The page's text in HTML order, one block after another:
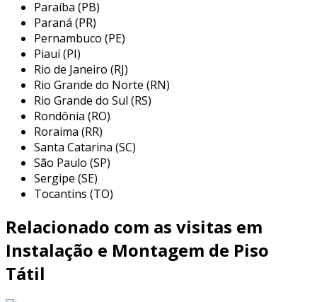
segurança às pessoas com deficiência visual.
em ambientes urbanos, ele é frequentemente
encontrado em calçadas, sinalizando locais
como cruzamentos e pontos de ônibus.
internamente, sua aplicação é vista em locais
como:
escolas e universidades:
acessibilidade em instituições de ensino,
orientando alunos e visitantes pelo
campus.
pacientes e acompanhantes possam se
locomover com facilidade, identificando
áreas de espera e consultórios.
centros comerciais:
Paraíba (PB)
Paraná (PR)
Pernambuco (PE)
Piauí (PI)
Rio de Janeiro (RJ)
Rio Grande do Norte (RN)
Rio Grande do Sul (RS)
Rondônia (RO)
Roraima (RR)
Santa Catarina (SC)
São Paulo (SP)
Sergipe (SE)
Tocantins (TO)
Relacionado com as visitas em
Instalação e Montagem de Piso
Tátil